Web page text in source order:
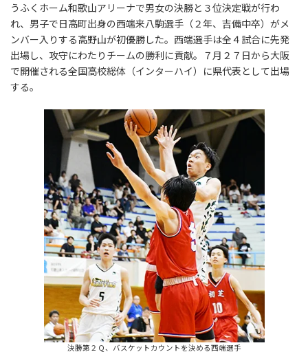
うふくホーム和歌山アリーナで男女の決勝と３位決定戦が行わ
れ、男子で日高町出身の西端来八駒選手（２年、吉備中卒）がメ
ンバー入りする高野山が初優勝した。西端選手は全４試合に先発
出場し、攻守にわたりチームの勝利に貢献。７月２７日から大阪
で開催される全国高校総体（インターハイ）に県代表として出場
する。
決勝第２Ｑ、バスケットカウントを決める西端選手